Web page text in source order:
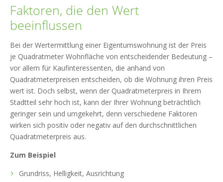
Faktoren, die den Wert
beeinflussen
Bei der Wertermittlung einer Eigentumswohnung ist der Preis
je Quadratmeter Wohnfläche von entscheidender Bedeutung –
vor allem für Kaufinteressenten, die anhand von
Quadratmeterpreisen entscheiden, ob die Wohnung ihren Preis
wert ist. Doch selbst, wenn der Quadratmeterpreis in Ihrem
Stadtteil sehr hoch ist, kann der Ihrer Wohnung beträchtlich
geringer sein und umgekehrt, denn verschiedene Faktoren
wirken sich positiv oder negativ auf den durchschnittlichen
Quadratmeterpreis aus.
Zum Beispiel
Grundriss, Helligkeit, Ausrichtung